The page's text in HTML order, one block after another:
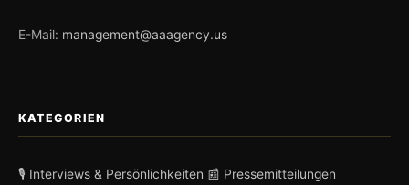
E-Mail: management@aaagency.us
KATEGORIEN
🎙️ Interviews & Persönlichkeiten 📰 Pressemitteilungen